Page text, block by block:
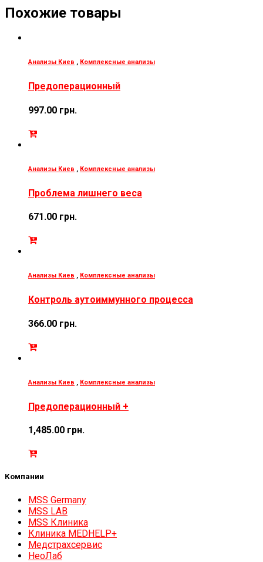
Похожие товары
Анализы Киев , Комплексные анализы
Предоперационный
997.00 грн.
Анализы Киев , Комплексные анализы
Проблема лишнего веса
671.00 грн.
Анализы Киев , Комплексные анализы
Контроль аутоиммунного процесса
366.00 грн.
Анализы Киев , Комплексные анализы
Предоперационный +
1,485.00 грн.
Компании
MSS Germany
MSS LAB
MSS Клиника
Клиника MEDHELP+
Медстрахсервис
НеоЛаб